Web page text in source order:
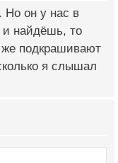
Но он у нас в
и найдёшь, то
же подкрашивают
я слышал